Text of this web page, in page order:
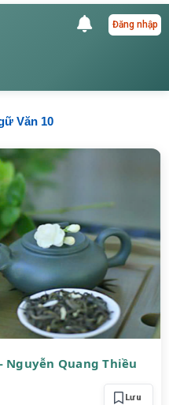
Đăng nhập
Văn 10
Nguyễn Quang Thiều
Lưu